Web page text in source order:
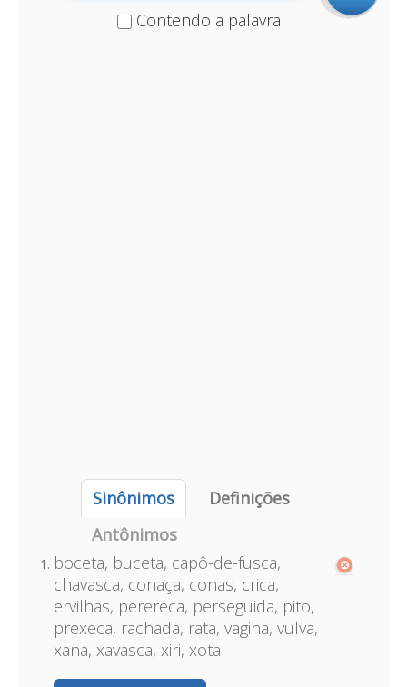
Contendo a palavra
Sinônimos
Definições
Antônimos
boceta, buceta, capô-de-fusca,
chavasca, conaça, conas, crica,
ervilhas, perereca, perseguida, pito,
prexeca, rachada, rata, vagina, vulva,
xana, xavasca, xiri, xota